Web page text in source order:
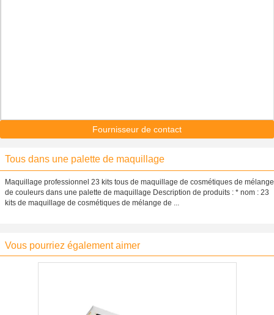
Fournisseur de contact
Tous dans une palette de maquillage
Maquillage professionnel 23 kits tous de maquillage de cosmétiques de mélange
de couleurs dans une palette de maquillage Description de produits : * nom : 23
kits de maquillage de cosmétiques de mélange de ...
Vous pourriez également aimer